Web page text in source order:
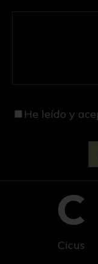
He leído y
Cicus